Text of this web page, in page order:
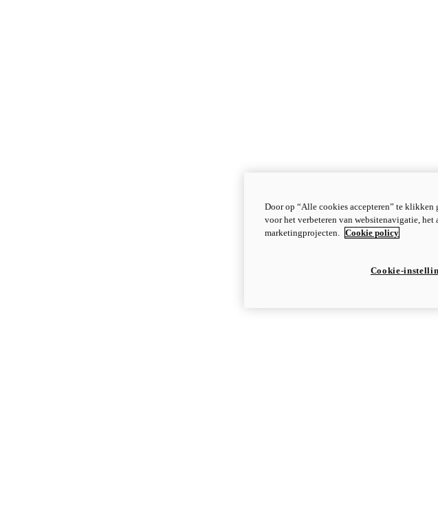
Door op “Alle cookies accepteren” te klikken
voor het verbeteren van websitenavigatie,
marketingprojecten. Cookie policy
Cookie-